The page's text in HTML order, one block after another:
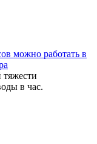
можно работать в
в час.